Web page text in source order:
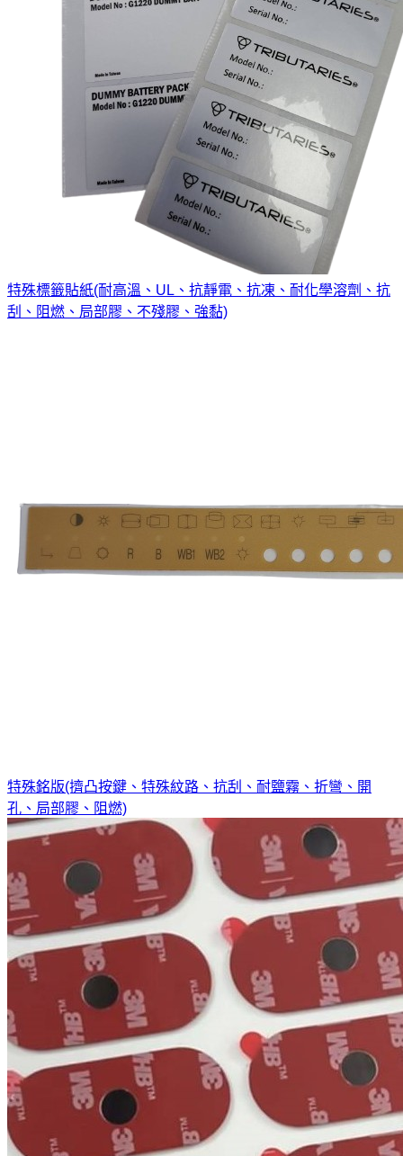
特殊標籤貼紙(耐高溫、UL、抗靜電、抗凍、耐化學溶劑、抗
刮、阻燃、局部膠、不殘膠、強黏)
特殊銘版(擠凸按鍵、特殊紋路、抗刮、耐鹽霧、折彎、開
孔、局部膠、阻燃)